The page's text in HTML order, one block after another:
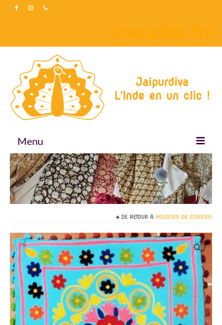
Inscription Pro
Menu
Accueil
Boutique
Etoles, foulards, paréos, carrés
Pièces uniques
Textile maison
Vêtements
DE RETOUR À HOUSSES DE COUSSIN